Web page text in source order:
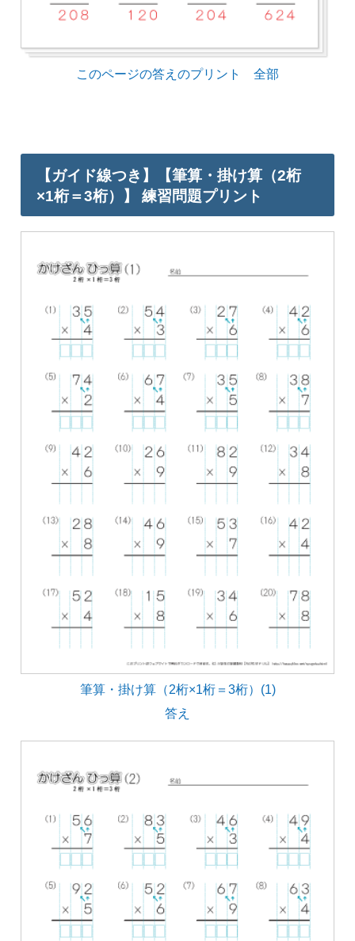
このページの答えのプリント 全部
【ガイド線つき】【筆算・掛け算（2桁
×1桁＝3桁）】 練習問題プリント
筆算・掛け算（2桁×1桁＝3桁）(1)
答え